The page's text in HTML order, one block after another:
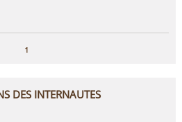
1
DES INTERNAUTES